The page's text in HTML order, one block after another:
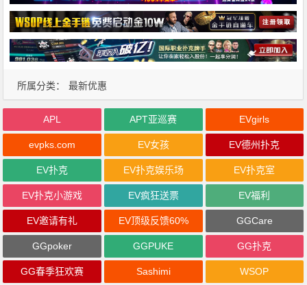
所属分类： 最新优惠
APL APT亚巡赛 EVgirls
evpks.com EV女孩 EV德州扑克
EV扑克 EV扑克娱乐场 EV扑克室
EV扑克小游戏 EV疯狂送票 EV福利
EV邀请有礼 EV顶级反馈60% GGCare
GGpoker GGPUKE GG扑克
GG春季狂欢赛 Sashimi WSOP